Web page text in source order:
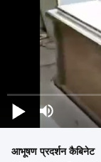
आभूषण प्रदर्शन कैबिनेट